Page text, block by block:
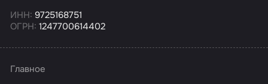
ИНН: 9725168751
ОГРН: 1247700614402
Главное